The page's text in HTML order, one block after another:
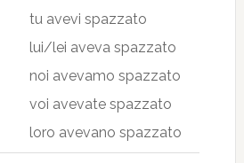
tu avevi spazzato
lui/lei aveva spazzato
noi avevamo spazzato
voi avevate spazzato
loro avevano spazzato